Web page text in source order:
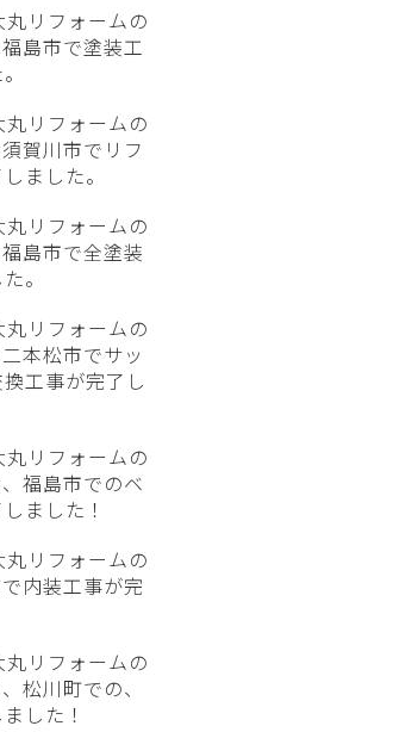
リフォームの
島市で塗装工
リフォームの
賀川市でリフ
ました。
リフォームの
島市で全塗装
。
リフォームの
本松市でサッ
工事が完了し
リフォームの
福島市でのベ
ました！
リフォームの
内装工事が完
リフォームの
松川町での、
した！